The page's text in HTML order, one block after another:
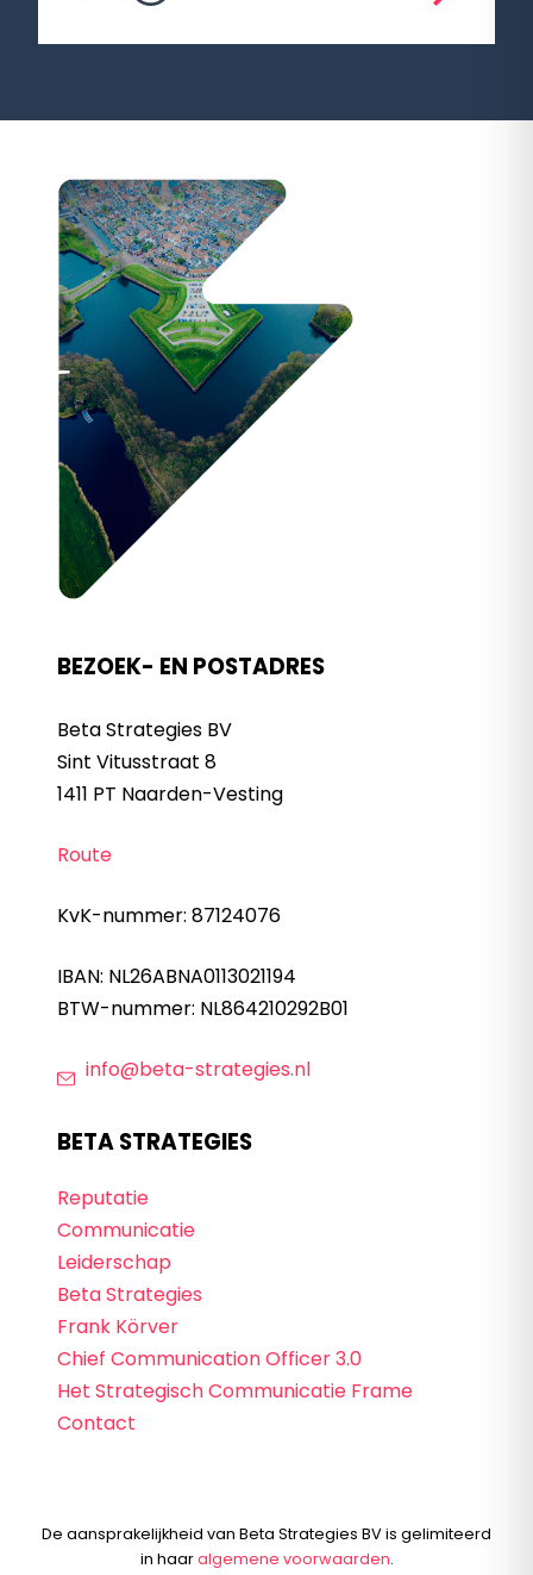
BEZOEK- EN POSTADRES
Beta Strategies BV
Sint Vitusstraat 8
1411 PT Naarden-Vesting
Route
KvK-nummer: 87124076
IBAN: NL26ABNA0113021194
BTW-nummer: NL864210292B01
info@beta-strategies.nl
BETA STRATEGIES
Reputatie
Communicatie
Leiderschap
Beta Strategies
Frank Körver
Chief Communication Officer 3.0
Het Strategisch Communicatie Frame
Contact
De aansprakelijkheid van Beta Strategies BV is gelimiteerd
in haaralgemene voorwaarden.